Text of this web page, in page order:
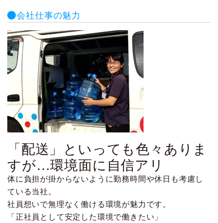
会社仕事の魅力
「配送」といっても色々ありま
すが…環境面に自信アリ
体に負担が掛からないように勤務時間や休日も考慮し
ている当社。
社員想いで無理なく働ける環境が魅力です。
「正社員として安定した環境で働きたい」